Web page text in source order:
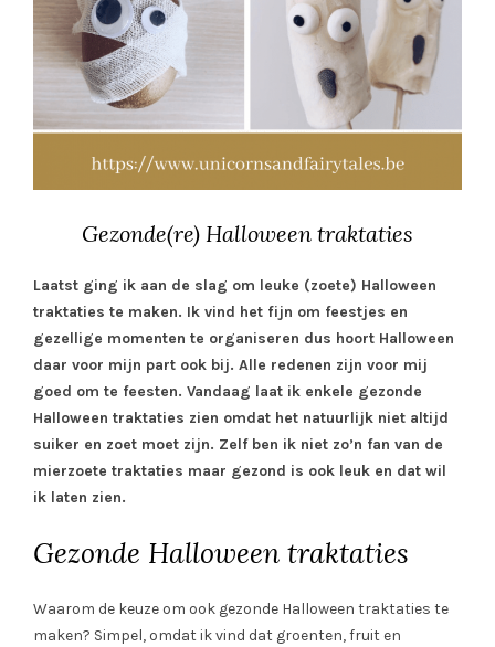
Gezonde(re) Halloween traktaties
Laatst ging ik aan de slag om leuke (zoete) Halloween
traktaties te maken. Ik vind het fijn om feestjes en
gezellige momenten te organiseren dus hoort Halloween
daar voor mijn part ook bij. Alle redenen zijn voor mij
goed om te feesten. Vandaag laat ik enkele gezonde
Halloween traktaties zien omdat het natuurlijk niet altijd
suiker en zoet moet zijn. Zelf ben ik niet zo’n fan van de
mierzoete traktaties maar gezond is ook leuk en dat wil
ik laten zien.
Gezonde Halloween traktaties
Waarom de keuze om ook gezonde Halloween traktaties te
maken? Simpel, omdat ik vind dat groenten, fruit en